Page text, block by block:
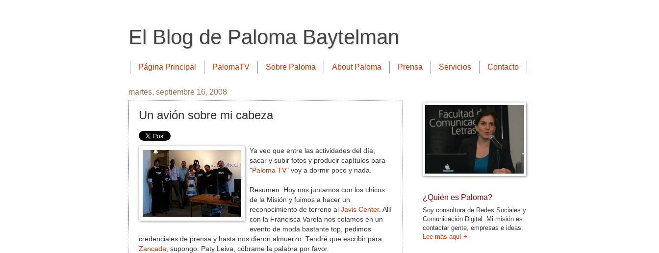
El Blog de Paloma Baytelman
Página Principal PalomaTV Sobre Paloma About Paloma Prensa Servicios Contacto
martes, septiembre 16, 2008
Un avión sobre mi cabeza
Ya veo que entre las actividades del día,
sacar y subir fotos y producir capítulos para
"Paloma TV" voy a dormir poco y nada.
Resumen: Hoy nos juntamos con los chicos
de la Misión y fuimos a hacer un
reconocimiento de terreno al Javis Center. Allí
con la Francisca Varela nos colamos en un
evento de moda bastante top, pedimos
credenciales de prensa y hasta nos dieron almuerzo. Tendré que escribir para
Zancada , supongo. Paty Leiva, cóbrame la palabra por favor.
¿Quién es Paloma?
Soy consultora de Redes Sociales y
Comunicación Digital. Mi misión es
contactar gente, empresas e ideas.
Lee más aquí +